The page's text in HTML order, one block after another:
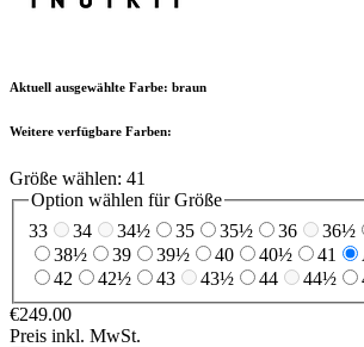
Aktuell ausgewählte Farbe: braun
Weitere verfügbare Farben:
Größe wählen: 41
Option wählen für Größe
33
34 34½ 35 35½ 36 36½
38½
39 39½ 40 40½ 41
42
42½ 43 43½ 44 44½
€249.00
Preis inkl. MwSt.